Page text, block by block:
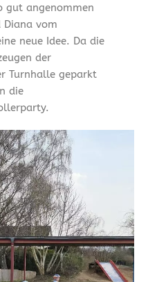
gut angenommen
vom
neue Idee. Da die
der
Turnhalle geparkt
die